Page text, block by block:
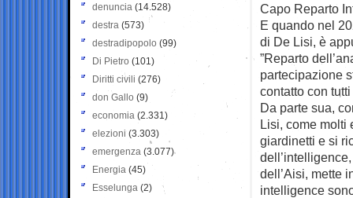
Capo Reparto
E quando nel
di De Lisi, è
”Reparto
partecipazione
contatto con
Da parte sua,
Lisi, come molti
giardinetti e si
dell’Aisi, mette
intelligence
denuncia (14.528)
destra (573)
destradipopolo (99)
Di Pietro (101)
Diritti civili (276)
don Gallo (9)
economia (2.331)
elezioni (3.303)
emergenza (3.077)
Energia (45)
Esselunga (2)